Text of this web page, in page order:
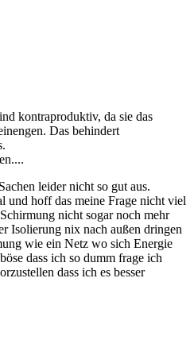
kontraproduktiv, da sie das
Das behindert
leider nicht so gut aus.
und hoff das meine Frage nicht viel
nicht sogar noch mehr
Isolierung nix nach außen dringen
wie ein Netz wo sich Energie
dass ich so dumm frage ich
dass ich es besser